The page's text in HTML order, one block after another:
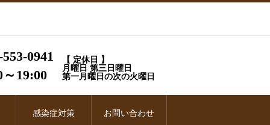
0941
【 定休日 】
月曜日 第三日曜日
第一月曜日の次の火曜日
～19:00
感染症対策 お問い合わせ